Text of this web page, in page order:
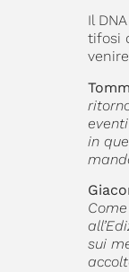
Il
tifosi
in
sui